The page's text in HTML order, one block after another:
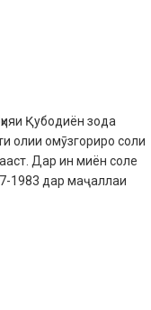
Қубодиён зода
олии омӯзгориро соли
Дар ин миён соле
1983 дар маҷаллаи